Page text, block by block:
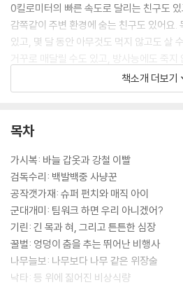
0킬로미터의 빠른 속도로 달리는 친구도
감쪽같이 주변 환경에 숨는 친구도 있어요.
있고, 몇 달 동안 아무것도 먹지 않고도 살
거꾸로 매달릴 수도 있고, 방사능에도 죽지
혹독한 자연에서 살아남기 위해서는 자기
자신의 몸 구조를 바꾸거나 독특한 능력을
남는 필살기가 있어요. 가젤이 사자를 이기
를 물리치는 방법도 있고, 싸움을 싫어하는
필살기도 있어요. 동물들은 저마다의 필살
자신을 안전하게 지키기도 하고, 때로는 친
해요. 동물들의 다양한 생존 비법을 백과사
살기』를 통해 매력 있는 동물 친구들을 모두
책소개 더보기
목차
가시복: 바늘 갑옷과 강철 이빨
검독수리: 백발백중 사냥꾼
공작갯가재: 슈퍼 펀치와 매직 아이
군대개미: 팀워크 하면 우리 아니겠어?
기린: 긴 목과 혀, 그리고 튼튼한 심장
꿀벌: 엉덩이 춤을 추는 뛰어난 비행사
나무늘보: 나무보다 나무 같은 위장술
낙타: 등 위에 짊어진 비상식량